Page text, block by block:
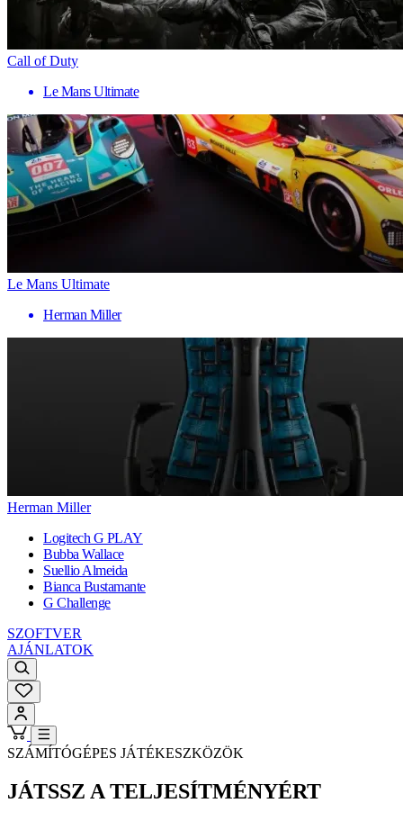
Call of Duty
Le Mans Ultimate
Le Mans Ultimate
Herman Miller
Herman Miller
Logitech G PLAY
Bubba Wallace
Suellio Almeida
Bianca Bustamante
G Challenge
SZOFTVER
AJÁNLATOK
SZÁMÍTÓGÉPES JÁTÉKESZKÖZÖK
JÁTSSZ A TELJESÍTMÉNYÉRT